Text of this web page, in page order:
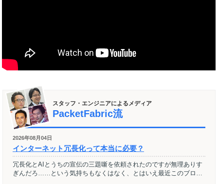
スタッフ・エンジニアによるメディア
PacketFabric流
2026年08月04日
インターネット冗長化って本当に必要？
冗長化とAIとうちの宣伝の三題噺を依頼されたのですが無理ありす
ぎんだろ……という気持ちもなくはなく、とはいえ最近このブロ…